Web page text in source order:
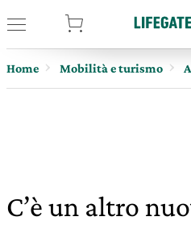
Home Mobilità e turismo
C’è un altro